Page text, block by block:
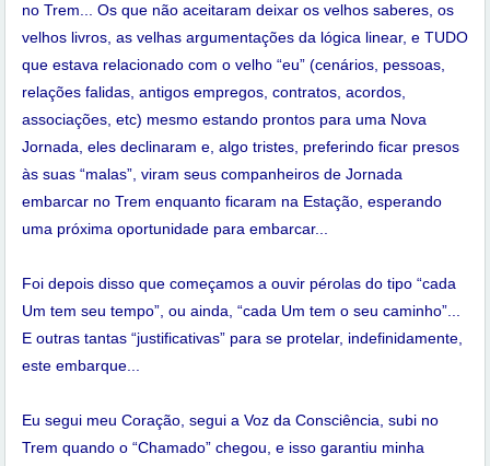
no Trem... Os que não aceitaram deixar os velhos saberes, os
velhos livros, as velhas argumentações da lógica linear, e TUDO
que estava relacionado com o velho “eu” (cenários, pessoas,
relações falidas, antigos empregos, contratos, acordos,
associações, etc) mesmo estando prontos para uma Nova
Jornada, eles declinaram e, algo tristes, preferindo ficar presos
às suas “malas”, viram seus companheiros de Jornada
embarcar no Trem enquanto ficaram na Estação, esperando
uma próxima oportunidade para embarcar...
Foi depois disso que começamos a ouvir pérolas do tipo “cada
Um tem seu tempo”, ou ainda, “cada Um tem o seu caminho”...
E outras tantas “justificativas” para se protelar, indefinidamente,
este embarque...
Eu segui meu Coração, segui a Voz da Consciência, subi no
Trem quando o “Chamado” chegou, e isso garantiu minha